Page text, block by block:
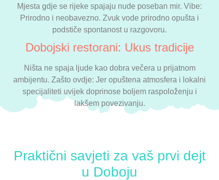
Mjesta gdje se rijeke spajaju nude poseban mir. Vibe:
Prirodno i neobavezno. Zvuk vode prirodno opušta i
podstiče spontanost u razgovoru.
Dobojski restorani: Ukus tradicije
Ništa ne spaja ljude kao dobra večera u prijatnom
ambijentu. Zašto ovdje: Jer opuštena atmosfera i lokalni
specijaliteti uvijek doprinose boljem raspoloženju i
lakšem povezivanju.
Praktični savjeti za vaš prvi dejt
u Doboju